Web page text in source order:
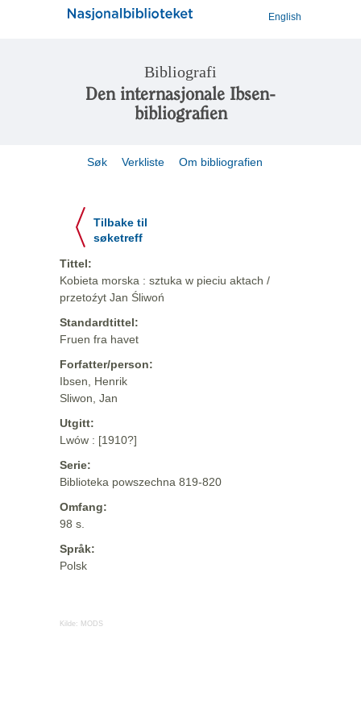
English
Bibliografi
Den internasjonale Ibsen-
bibliografien
Søk Verkliste Om bibliografien
Tilbake til
søketreff
Tittel:
Kobieta morska : sztuka w pieciu aktach /
przetoźyt Jan Śliwoń
Standardtittel:
Fruen fra havet
Forfatter/person:
Ibsen, Henrik
Sliwon, Jan
Utgitt:
Lwów : [1910?]
Serie:
Biblioteka powszechna 819-820
Omfang:
98 s.
Språk:
Polsk
Kilde: MODS